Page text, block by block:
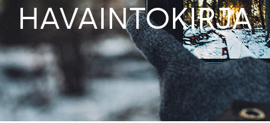
HAVAINTOKIRJA